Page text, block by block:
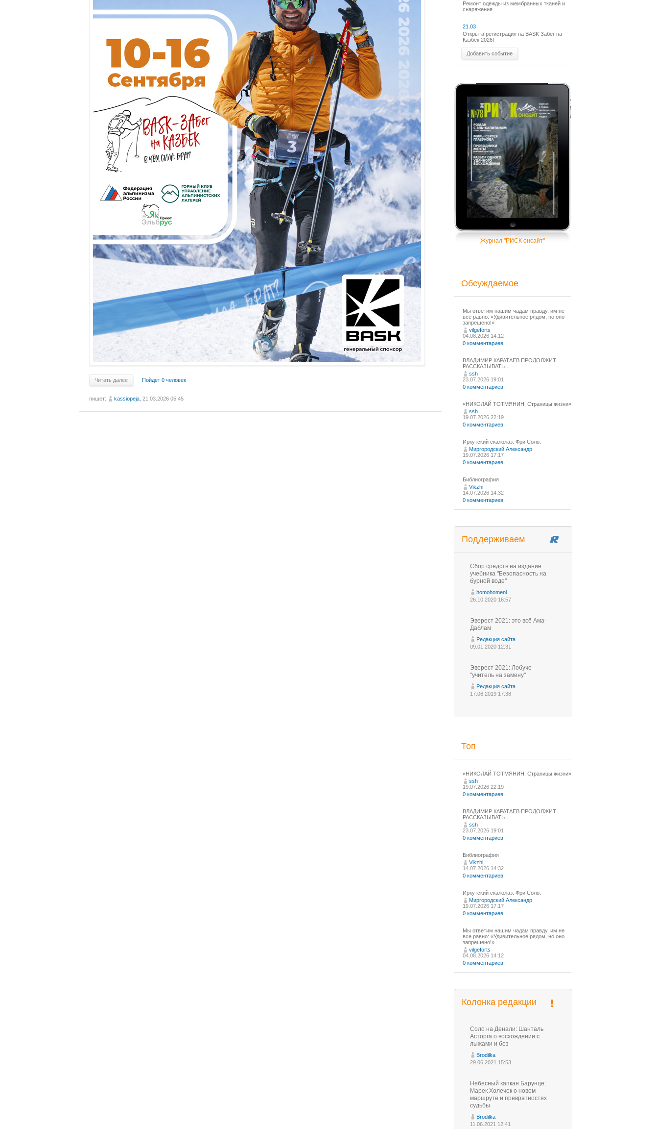
Читать далее Пойдет 0 человек
пишет: kassiopeja , 21.03.2026 05:45
Ремонт одежды из мембранных тканей и
снаряжения.
21.03
Открыта регистрация на BASK Забег на
Казбек 2026!
Добавить событие
Журнал "РИСК онсайт"
Обсуждаемое
Мы ответим нашим чадам правду, им не
все равно: «Удивительное рядом, но оно
запрещено!»
vilgeforts
04.08.2026 14:12
0 комментариев
ВЛАДИМИР КАРАТАЕВ ПРОДОЛЖИТ
РАССКАЗЫВАТЬ…
ssh
23.07.2026 19:01
0 комментариев
«НИКОЛАЙ ТОТМЯНИН. Страницы жизни»
ssh
19.07.2026 22:19
0 комментариев
Иркутский скалолаз. Фри Соло.
Миргородский Александр
19.07.2026 17:17
0 комментариев
Библиография
Vikzhi
14.07.2026 14:32
0 комментариев
Поддерживаем
Сбор средств на издание
учебника "Безопасность на
бурной воде"
homohomeni
26.10.2020 16:57
Эверест 2021: это всё Ама-
Даблам
Редакция сайта
09.01.2020 12:31
Эверест 2021: Лобуче -
"учитель на замену"
Редакция сайта
17.06.2019 17:38
Топ
«НИКОЛАЙ ТОТМЯНИН. Страницы жизни»
ssh
19.07.2026 22:19
0 комментариев
ВЛАДИМИР КАРАТАЕВ ПРОДОЛЖИТ
РАССКАЗЫВАТЬ…
ssh
23.07.2026 19:01
0 комментариев
Библиография
Vikzhi
14.07.2026 14:32
0 комментариев
Иркутский скалолаз. Фри Соло.
Миргородский Александр
19.07.2026 17:17
0 комментариев
Мы ответим нашим чадам правду, им не
все равно: «Удивительное рядом, но оно
запрещено!»
vilgeforts
04.08.2026 14:12
0 комментариев
Колонка редакции
Соло на Денали: Шанталь
Асторга о восхождении с
лыжами и без
Brodilka
29.06.2021 15:53
Небесный капкан Барунце:
Марек Холечек о новом
маршруте и превратностях
судьбы
Brodilka
11.06.2021 12:41